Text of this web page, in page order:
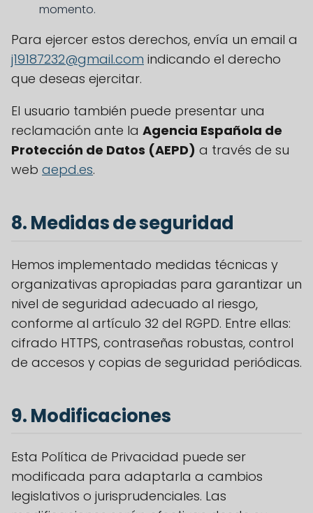
momento.
Para ejercer estos derechos, envía un email a
j19187232@gmail.com indicando el derecho
que deseas ejercitar.
El usuario también puede presentar una
reclamación ante la Agencia Española de
Protección de Datos (AEPD) a través de su
web aepd.es.
8. Medidas de seguridad
Hemos implementado medidas técnicas y
organizativas apropiadas para garantizar un
nivel de seguridad adecuado al riesgo,
conforme al artículo 32 del RGPD. Entre ellas:
cifrado HTTPS, contraseñas robustas, control
de accesos y copias de seguridad periódicas.
9. Modificaciones
Esta Política de Privacidad puede ser
modificada para adaptarla a cambios
legislativos o jurisprudenciales. Las